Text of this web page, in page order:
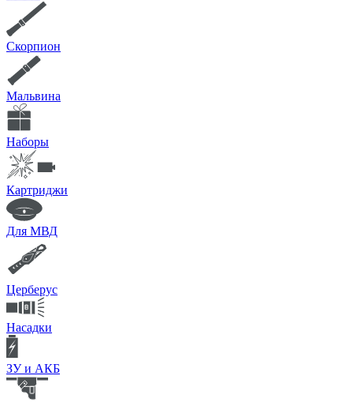
Скорпион
Мальвина
Наборы
Картриджи
Для МВД
Церберус
Насадки
ЗУ и АКБ